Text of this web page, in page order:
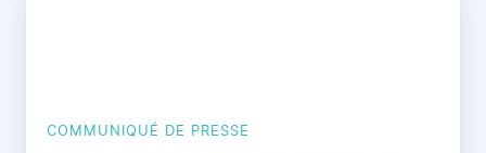
COMMUNIQUÉ DE PRESSE